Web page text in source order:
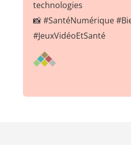
technologies
📸 #SantéNumérique
#JeuxVidéoEtSanté